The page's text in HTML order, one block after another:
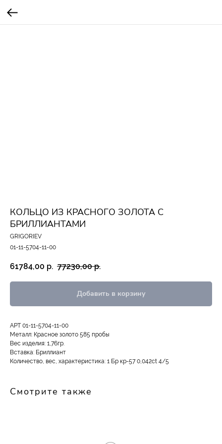
КОЛЬЦО ИЗ КРАСНОГО ЗОЛОТА С
БРИЛЛИАНТАМИ
GRIGORIEV
01-11-5704-11-00
61784,00 р. 77230,00 р.
Добавить в корзину
АРТ 01-11-5704-11-00
Металл: Красное золото 585 пробы
Вес изделия: 1,76гр.
Вставка: Бриллиант
Количество, вес, характеристика: 1 Бр кр-57 0,042ct 4/5
Смотрите также